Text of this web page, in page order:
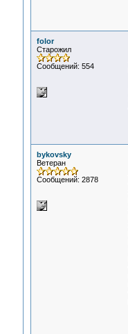
folor
Старожил
Сообщений: 554
bykovsky
Ветеран
Сообщений: 2878